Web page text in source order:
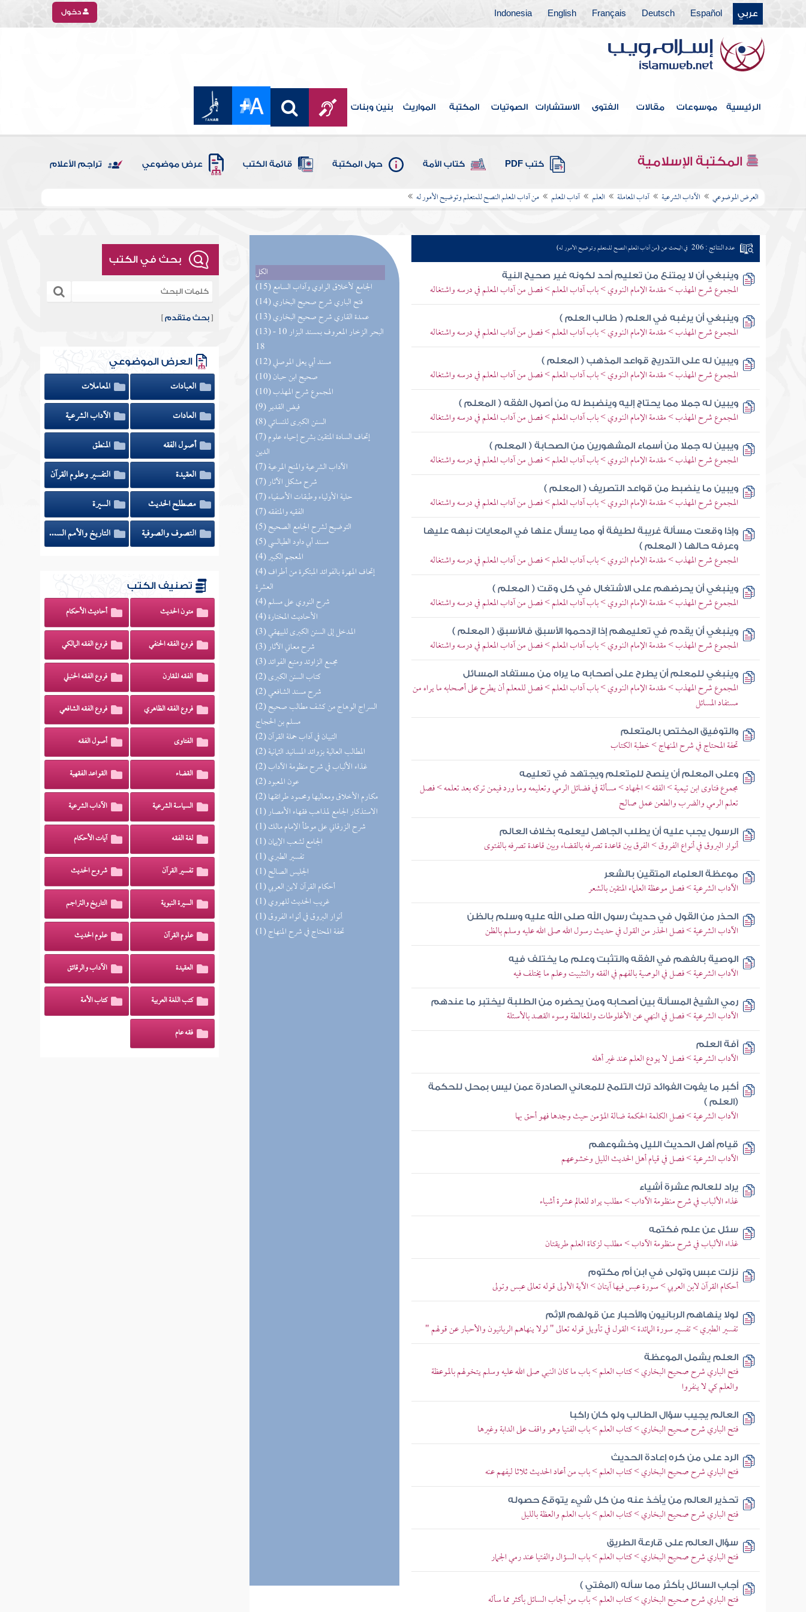
عربي Español
Deutsch
Français
English
Indonesia دخول
الرئيسية موسوعات مقالات الفتوى الاستشارات الصوتيات المكتبة المواريث بنين وبنات
المكتبة الإسلامية كتب PDF كتاب الأمة حول المكتبة قائمة الكتب عرض موضوعي تراجم الأعلام
العرض الموضوعي الآداب الشرعية آداب المعاملة العلم آداب المعلم من آداب المعلم النصح للمتعلم وتوضيح الأمور له
الكل
(15) الجامع لأخلاق الراوي وآداب السامع
(14) فتح الباري شرح صحيح البخاري
(13) عمدة القاري شرح صحيح البخاري
(13) البحر الزخار المعروف بمسند البزار 10 -
18
(12) مسند أبي يعلى الموصلي
(10) صحيح ابن حبان
(10) المجموع شرح المهذب
(9) فيض القدير
(8) السنن الكبرى للنسائي
(7) إتحاف السادة المتقين بشرح إحياء علوم
الدين
(7) الآداب الشرعية والمنح المرعية
(7) شرح مشكل الآثار
(7) حلية الأولياء وطبقات الأصفياء
(7) الفقيه والمتفقه
(5) التوضيح لشرح الجامع الصحيح
(5) مسند أبي داود الطيالسي
(4) المعجم الكبير
(4) إتحاف المهرة بالفوائد المبتكرة من أطراف
العشرة
(4) شرح النووي على مسلم
(4) الأحاديث المختارة
(3) المدخل إلى السنن الكبرى للبيهقي
(3) شرح معاني الآثار
(3) مجمع الزاوئد ومنبع الفوائد
(2) كتاب السنن الكبرى
(2) شرح مسند الشافعي
(2) السراج الوهاج من كشف مطالب صحيح
مسلم بن الحجاج
(2) التبيان في آداب حملة القرآن
(2) المطالب العالية بزوائد المسانيد الثمانية
(2) غذاء الألباب في شرح منظومة الآداب
(2) عون المعبود
(2) مكارم الأخلاق ومعاليها ومحمود طرائقها
(1) الاستذكار الجامع لمذاهب فقهاء الأمصار
(1) شرح الزرقاني على موطأ الإمام مالك
(1) الجامع لشعب الإيمان
(1) تفسير الطبري
(1) الجليس الصالح
(1) أحكام القرآن لابن العربي
(1) غريب الحديث للهروي
(1) أنوار البروق في أنواء الفروق
(1) تحفة المحتاج في شرح المنهاج
عدد النتائج : 206 في البحث عن (من آداب المعلم النصح للمتعلم وتوضيح الأمور له)
وينبغي أن لا يمتنع من تعليم أحد لكونه غير صحيح النية
المجموع شرح المهذب > مقدمة الإمام النووي > باب آداب المعلم > فصل من آداب المعلم في درسه واشتغاله
وينبغي أن يرغبه في العلم ( طالب العلم )
المجموع شرح المهذب > مقدمة الإمام النووي > باب آداب المعلم > فصل من آداب المعلم في درسه واشتغاله
ويبين له على التدريج قواعد المذهب ( المعلم )
المجموع شرح المهذب > مقدمة الإمام النووي > باب آداب المعلم > فصل من آداب المعلم في درسه واشتغاله
ويبين له جملا مما يحتاج إليه وينضبط له من أصول الفقه ( المعلم )
المجموع شرح المهذب > مقدمة الإمام النووي > باب آداب المعلم > فصل من آداب المعلم في درسه واشتغاله
ويبين له جملا من أسماء المشهورين من الصحابة ( المعلم )
المجموع شرح المهذب > مقدمة الإمام النووي > باب آداب المعلم > فصل من آداب المعلم في درسه واشتغاله
ويبين ما ينضبط من قواعد التصريف ( المعلم )
المجموع شرح المهذب > مقدمة الإمام النووي > باب آداب المعلم > فصل من آداب المعلم في درسه واشتغاله
وإذا وقعت مسألة غريبة لطيفة أو مما يسأل عنها في المعايات نبهه عليها
وعرفه حالها ( المعلم )
المجموع شرح المهذب > مقدمة الإمام النووي > باب آداب المعلم > فصل من آداب المعلم في درسه واشتغاله
وينبغي أن يحرضهم على الاشتغال في كل وقت ( المعلم )
المجموع شرح المهذب > مقدمة الإمام النووي > باب آداب المعلم > فصل من آداب المعلم في درسه واشتغاله
وينبغي أن يقدم في تعليمهم إذا ازدحموا الأسبق فالأسبق ( المعلم )
المجموع شرح المهذب > مقدمة الإمام النووي > باب آداب المعلم > فصل من آداب المعلم في درسه واشتغاله
وينبغي للمعلم أن يطرح على أصحابه ما يراه من مستفاد المسائل
المجموع شرح المهذب > مقدمة الإمام النووي > باب آداب المعلم > فصل للمعلم أن يطرح على أصحابه ما يراه من
مستفاد المسائل
والتوفيق المختص بالمتعلم
تحفة المحتاج في شرح المنهاج > خطبة الكتاب
وعلى المعلم أن ينصح للمتعلم ويجتهد في تعليمه
مجموع فتاوى ابن تيمية > الفقه > الجهاد > مسألة في فضائل الرمي وتعليمه وما ورد فيمن تركه بعد تعلمه > فصل
تعلم الرمي والضرب والطعن عمل صالح
الرسول يجب عليه أن يطلب الجاهل ليعلمه بخلاف العالم
أنوار البروق في أنواع الفروق > الفرق بين قاعدة تصرفه بالقضاء وبين قاعدة تصرفه بالفتوى
موعظة العلماء المتقين بالشعر
الآداب الشرعية > فصل موعظة العلماء المتقين بالشعر
الحذر من القول في حديث رسول الله صلى الله عليه وسلم بالظن
الآداب الشرعية > فصل الحذر من القول في حديث رسول الله صلى الله عليه وسلم بالظن
الوصية بالفهم في الفقه والتثبت وعلم ما يختلف فيه
الآداب الشرعية > فصل في الوصية بالفهم في الفقه والتثبيت وعلم ما يختلف فيه
رمي الشيخ المسألة بين أصحابه ومن يحضره من الطلبة ليختبر ما عندهم
الآداب الشرعية > فصل في النهي عن الأغلوطات والمغالطة وسوء القصد بالأسئلة
آفة العلم
الآداب الشرعية > فصل لا يودع العلم عند غير أهله
أكبر ما يفوت الفوائد ترك التلمح للمعاني الصادرة عمن ليس بمحل للحكمة
(العلم )
الآداب الشرعية > فصل الكلمة الحكمة ضالة المؤمن حيث وجدها فهو أحق بها
قيام أهل الحديث الليل وخشوعهم
الآداب الشرعية > فصل في قيام أهل الحديث الليل وخشوعهم
يراد للعالم عشرة أشياء
غذاء الألباب في شرح منظومة الآداب > مطلب يراد للعالم عشرة أشياء
سئل عن علم فكتمه
غذاء الألباب في شرح منظومة الآداب > مطلب لزكاة العلم طريقتان
نزلت عبس وتولى في ابن أم مكتوم
أحكام القرآن لابن العربي > سورة عبس فيها آيتان > الآية الأولى قوله تعالى عبس وتولى
لولا ينهاهم الربانيون والأحبار عن قولهم الإثم
تفسير الطبري > تفسير سورة المائدة > القول في تأويل قوله تعالى " لولا ينهاهم الربانيون والأحبار عن قولهم "
العلم يشمل الموعظة
فتح الباري شرح صحيح البخاري > كتاب العلم > باب ما كان النبي صلى الله عليه وسلم يتخولهم بالموعظة
والعلم كي لا ينفروا
العالم يجيب سؤال الطالب ولو كان راكبا
فتح الباري شرح صحيح البخاري > كتاب العلم > باب الفتيا وهو واقف على الدابة وغيرها
الرد على من كره إعادة الحديث
فتح الباري شرح صحيح البخاري > كتاب العلم > باب من أعاد الحديث ثلاثا ليفهم عنه
تحذير العالم من يأخذ عنه من كل شيء يتوقع حصوله
فتح الباري شرح صحيح البخاري > كتاب العلم > باب العلم والعظة بالليل
سؤال العالم على قارعة الطريق
فتح الباري شرح صحيح البخاري > كتاب العلم > باب السؤال والفتيا عند رمي الجمار
أجاب السائل بأكثر مما سأله (المفتي )
فتح الباري شرح صحيح البخاري > كتاب العلم > باب من أجاب السائل بأكثر مما سأله
بحث في الكتب
[بحث متقدم ]
العرض الموضوعي
العبادات
المعاملات
العادات
الآداب الشرعية
أصول الفقه
المنطق
العقيدة
التفسير وعلوم القرآن
مصطلح الحديث
السيرة
التصوف والصوفية
التاريخ والأمم السابقة
تصنيف الكتب
متون الحديث أحاديث الأحكام
فروع الفقه الحنفي فروع الفقه المالكي
الفقه المقارن فروع الفقه الحنبلي
فروع الفقه الظاهري فروع الفقه الشافعي
الفتاوى أصول الفقه
القضاء القواعد الفقهية
السياسة الشرعية الآداب الشرعية
لغة الفقه آيات الأحكام
تفسير القرآن شروح الحديث
السيرة النبوية التاريخ والتراجم
علوم القرآن علوم الحديث
العقيدة الآداب والرقائق
كتب اللغة العربية كتاب الأمة
فقه عام